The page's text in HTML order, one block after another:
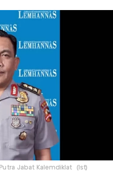
Jabat Kalemdiklat (Ist)